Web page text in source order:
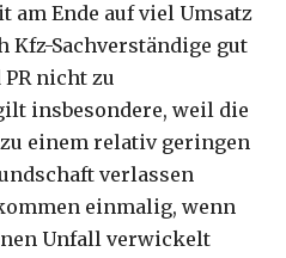
am Ende auf viel Umsatz
Kfz-Sachverständige gut
nicht zu
insbesondere, weil die
einem relativ geringen
verlassen
einmalig, wenn
Unfall verwickelt